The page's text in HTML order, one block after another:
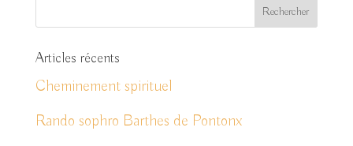
Articles récents
Cheminement spirituel
Rando sophro Barthes de Pontonx